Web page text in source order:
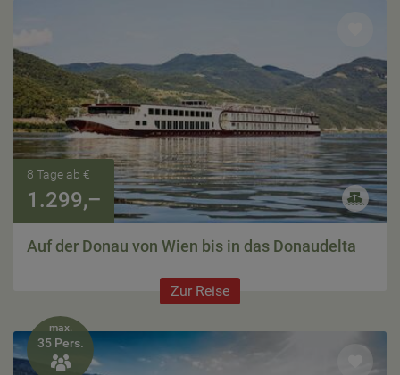
8 Tage ab €
1.299,–
Auf der Donau von Wien bis in das Donaudelta
Zur Reise
max.
35 Pers.
